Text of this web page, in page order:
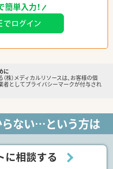
単入力！
に
株）メディカルリソースは、お客様の個
者としてプライバシーマークが付与され
ない…という方は
に相談する